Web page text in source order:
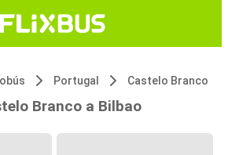
Portugal Castelo Branco
Branco a Bilbao